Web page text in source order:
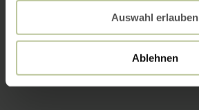
Auswahl erlauben
Ablehnen